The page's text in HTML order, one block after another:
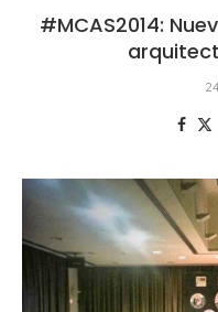
#MCAS2014: